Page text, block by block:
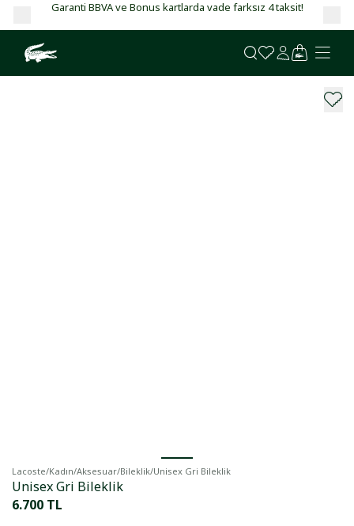
Garanti BBVA ve Bonus kartlarda vade farksız 4 taksit!
Lacoste/Kadın/Aksesuar/Bileklik/Unisex Gri Bileklik
Unisex Gri Bileklik
6.700 TL